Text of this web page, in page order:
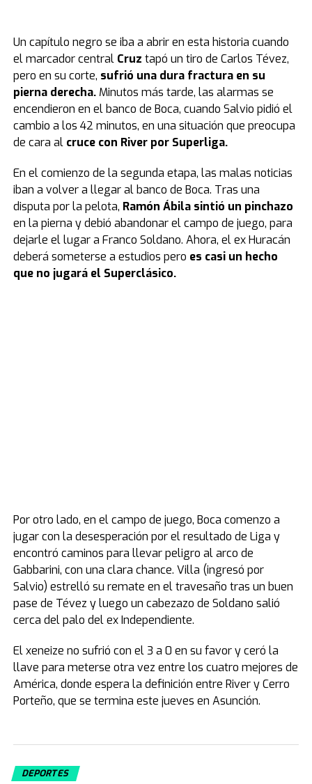
Un capítulo negro se iba a abrir en esta historia cuando
el marcador central Cruz tapó un tiro de Carlos Tévez,
pero en su corte, sufrió una dura fractura en su
pierna derecha.Minutos más tarde, las alarmas se
encendieron en el banco de Boca, cuando Salvio pidió el
cambio a los 42 minutos, en una situación que preocupa
de cara al cruce con River por Superliga.
En el comienzo de la segunda etapa, las malas noticias
iban a volver a llegar al banco de Boca. Tras una
disputa por la pelota, Ramón Ábila sintió un pinchazo
en la pierna y debió abandonar el campo de juego, para
dejarle el lugar a Franco Soldano. Ahora, el ex Huracán
deberá someterse a estudios pero es casi un hecho
que no jugará el Superclásico.
Por otro lado, en el campo de juego, Boca comenzo a
jugar con la desesperación por el resultado de Liga y
encontró caminos para llevar peligro al arco de
Gabbarini, con una clara chance. Villa (ingresó por
Salvio) estrelló su remate en el travesaño tras un buen
pase de Tévez y luego un cabezazo de Soldano salió
cerca del palo del ex Independiente.
El xeneize no sufrió con el 3 a 0 en su favor y ceró la
llave para meterse otra vez entre los cuatro mejores de
América, donde espera la definición entre River y Cerro
Porteño, que se termina este jueves en Asunción.
DEPORTES